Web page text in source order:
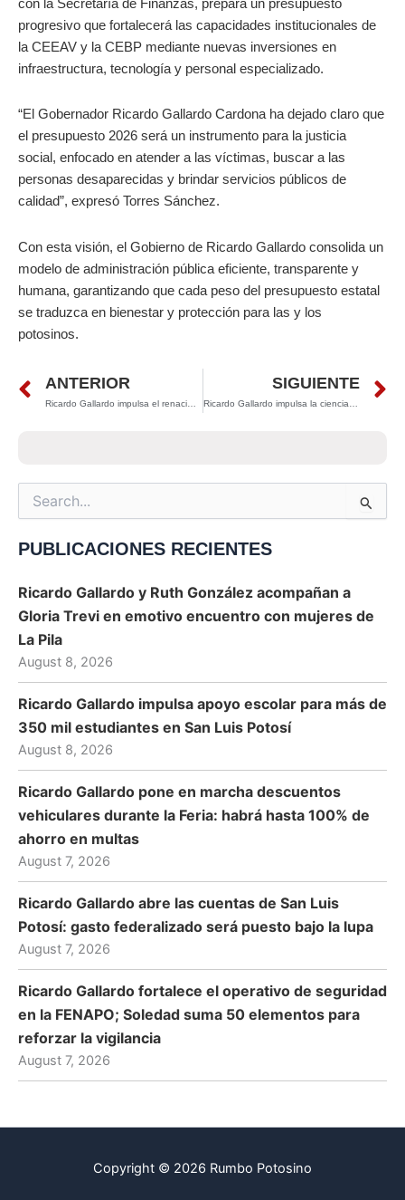
con la Secretaría de Finanzas, prepara un presupuesto
progresivo que fortalecerá las capacidades institucionales de
la CEEAV y la CEBP mediante nuevas inversiones en
infraestructura, tecnología y personal especializado.
“El Gobernador Ricardo Gallardo Cardona ha dejado claro que
el presupuesto 2026 será un instrumento para la justicia
social, enfocado en atender a las víctimas, buscar a las
personas desaparecidas y brindar servicios públicos de
calidad”, expresó Torres Sánchez.
Con esta visión, el Gobierno de Ricardo Gallardo consolida un
modelo de administración pública eficiente, transparente y
humana, garantizando que cada peso del presupuesto estatal
se traduzca en bienestar y protección para las y los
potosinos.
Prev
ANTERIOR SIGUIENTE
Search
for:
PUBLICACIONES RECIENTES
Ricardo Gallardo y Ruth González acompañan a
Gloria Trevi en emotivo encuentro con mujeres de
La Pila
August 8, 2026
Ricardo Gallardo impulsa apoyo escolar para más de
350 mil estudiantes en San Luis Potosí
August 8, 2026
Ricardo Gallardo pone en marcha descuentos
vehiculares durante la Feria: habrá hasta 100% de
ahorro en multas
August 7, 2026
Ricardo Gallardo abre las cuentas de San Luis
Potosí: gasto federalizado será puesto bajo la lupa
August 7, 2026
Ricardo Gallardo fortalece el operativo de seguridad
en la FENAPO; Soledad suma 50 elementos para
reforzar la vigilancia
August 7, 2026
Copyright © 2026 Rumbo Potosino